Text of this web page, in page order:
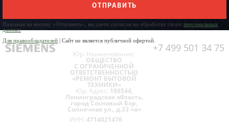
ОТПРАВИТЬ
Нажимая на кнопку «Отправить», вы даете согласие на обработку своих персональных
данных
Для правообладателей | Сайт не является публичной офертой.
+7 499 501 34 75
Юр. Наименование:
ОБЩЕСТВО
С ОГРАНИЧЕННОЙ
ОТВЕТСТВЕННОСТЬЮ
«РЕМОНТ БЫТОВОЙ
ТЕХНИКИ»
Юр. Адрес: 188544,
Ленинградская область,
город Сосновый Бор,
Солнечная ул., д.33 «а»
ИНН: 4714021476